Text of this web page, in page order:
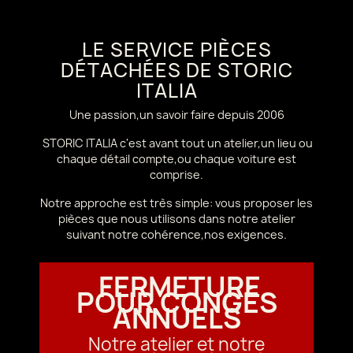
LE SERVICE PIÈCES
DÉTACHÉES DE STORIC
ITALIA
Une passion,un savoir faire depuis 2006
STORIC ITALIA c'est avant tout un atelier,un lieu ou
chaque détail compte,ou chaque voiture est
comprise.
Notre approche est très simple: vous proposer les
pièces que nous utilisons dans notre atelier
suivant notre cohérence,nos exigences.
FERMETURE
POUR CONGÉS
ANNUELS
Notre atelier et notre